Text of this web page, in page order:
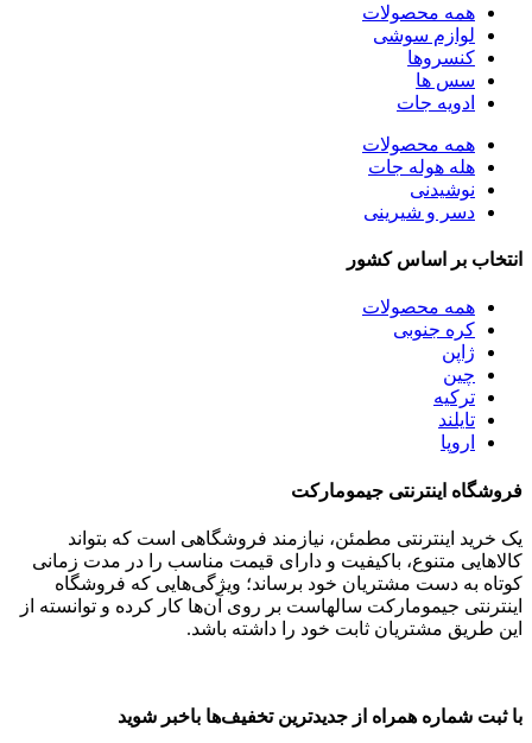
همه محصولات
لوازم سوشی
کنسروها
سس ها
ادویه جات
همه محصولات
هله هوله جات
نوشیدنی
دسر و شیرینی
انتخاب بر اساس کشور
همه محصولات
کره جنوبی
ژاپن
چین
ترکیه
تایلند
اروپا
فروشگاه اینترنتی جیمومارکت
یک خرید اینترنتی مطمئن، نیازمند فروشگاهی است که بتواند
کالاهایی متنوع، باکیفیت و دارای قیمت مناسب را در مدت زمانی
کوتاه به دست مشتریان خود برساند؛ ویژگی‌هایی که فروشگاه
اینترنتی جیمومارکت سالهاست بر روی آن‌ها کار کرده و توانسته از
این طریق مشتریان ثابت خود را داشته باشد.
با ثبت شماره همراه از جدید‌ترین تخفیف‌ها با‌خبر شوید